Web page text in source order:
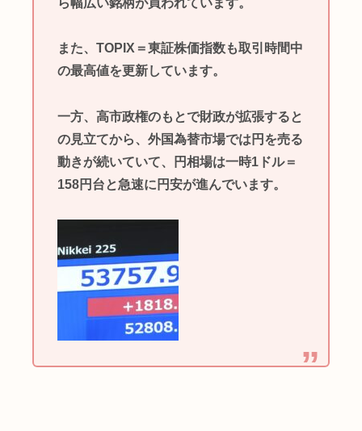
また、TOPIX＝東証株価指数も取引時間中
の最高値を更新しています。
一方、高市政権のもとで財政が拡張すると
の見立てから、外国為替市場では円を売る
動きが続いていて、円相場は一時1ドル＝
158円台と急速に円安が進んでいます。